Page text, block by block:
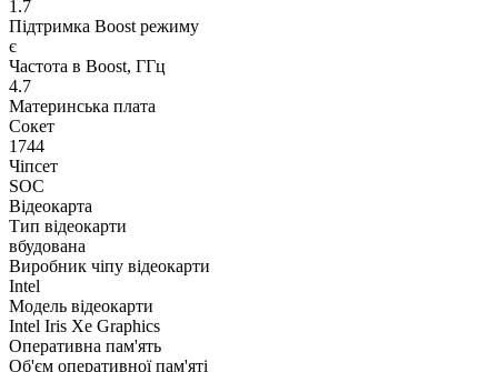
1.7
Підтримка Boost режиму
є
Частота в Boost, ГГц
4.7
Материнська плата
Сокет
1744
Чіпсет
SOC
Відеокарта
Тип відеокарти
вбудована
Виробник чіпу відеокарти
Intel
Модель відеокарти
Intel Iris Xe Graphics
Оперативна пам'ять
Об'єм оперативної пам'яті